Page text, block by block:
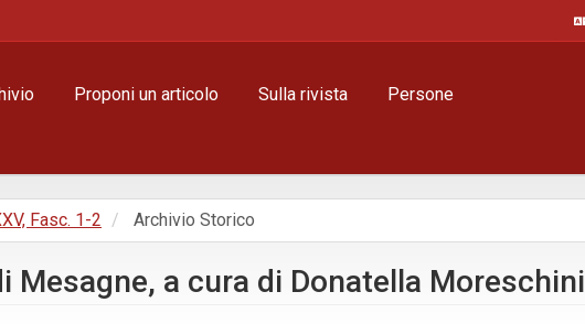
Proponi un articolo Sulla rivista Persone
Fasc. 1-2 Archivio Storico
Mesagne, a cura di Donatella Moreschini